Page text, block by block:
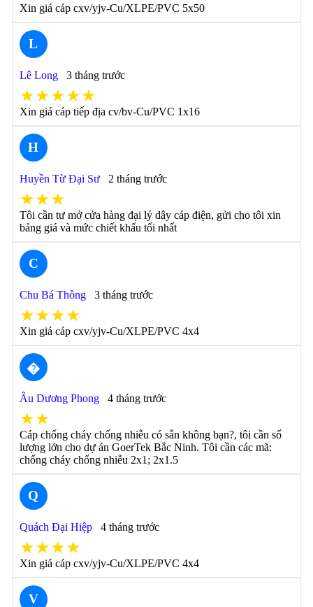
Xin giá cáp cxv/yjv-Cu/XLPE/PVC 5x50
L
Lê Long 3 tháng trước
★★★★★
Xin giá cáp tiếp địa cv/bv-Cu/PVC 1x16
H
Huyền Từ Đại Sư 2 tháng trước
★★★
Tôi cần tư mở cửa hàng đại lý dây cáp điện, gửi cho tôi xin
bảng giá và mức chiết khấu tối nhất
C
Chu Bá Thông 3 tháng trước
★★★★
Xin giá cáp cxv/yjv-Cu/XLPE/PVC 4x4
�
Âu Dương Phong 4 tháng trước
★★
Cáp chống cháy chống nhiễu có sẵn không bạn?, tôi cần số
lượng lớn cho dự án GoerTek Bắc Ninh. Tôi cần các mã:
chống cháy chống nhiễu 2x1; 2x1.5
Q
Quách Đại Hiệp 4 tháng trước
★★★★
Xin giá cáp cxv/yjv-Cu/XLPE/PVC 4x4
V